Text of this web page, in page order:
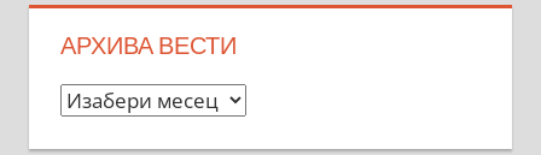
АРХИВА ВЕСТИ
Архива